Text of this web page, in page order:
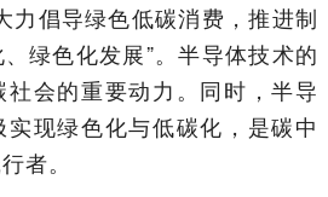
力倡导绿色低碳消费，推进制
绿色化发展”。半导体技术的
会的重要动力。同时，半导
现绿色化与低碳化，是碳中
者。